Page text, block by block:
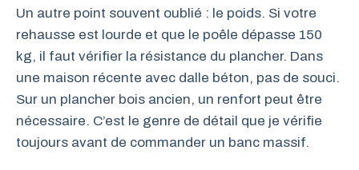
Un autre point souvent oublié : le poids. Si votre
rehausse est lourde et que le poêle dépasse 150
kg, il faut vérifier la résistance du plancher. Dans
une maison récente avec dalle béton, pas de souci.
Sur un plancher bois ancien, un renfort peut être
nécessaire. C’est le genre de détail que je vérifie
toujours avant de commander un banc massif.